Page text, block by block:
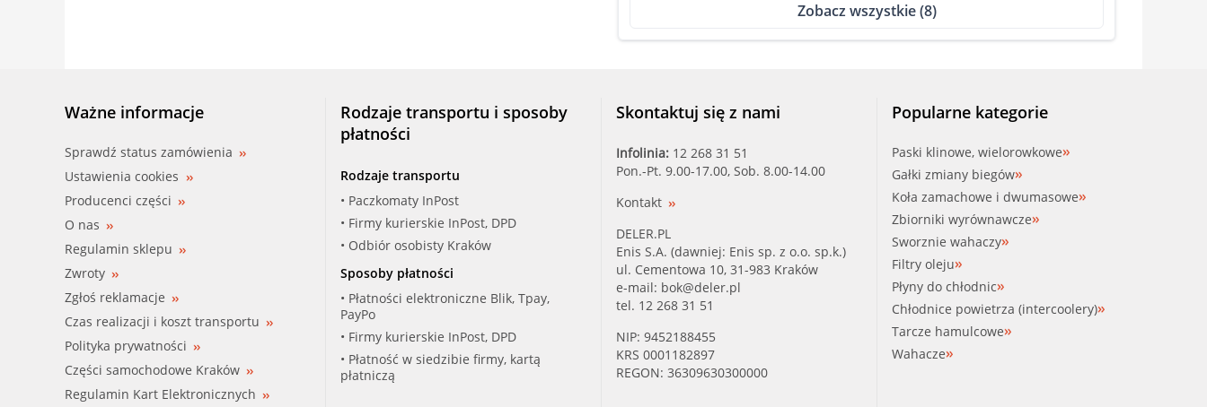
Zobacz wszystkie (8)
Ważne informacje
Sprawdź status zamówienia
Ustawienia cookies
Producenci części
O nas
Regulamin sklepu
Zwroty
Zgłoś reklamacje
Czas realizacji i koszt transportu
Polityka prywatności
Części samochodowe Kraków
Regulamin Kart Elektronicznych
Rodzaje transportu i sposoby
płatności
Rodzaje transportu
• Paczkomaty InPost
• Firmy kurierskie InPost, DPD
• Odbiór osobisty Kraków
Sposoby płatności
• Płatności elektroniczne Blik, Tpay,
PayPo
• Firmy kurierskie InPost, DPD
• Płatność w siedzibie firmy, kartą
płatniczą
Skontaktuj się z nami
Infolinia: 12 268 31 51
Pon.-Pt. 9.00-17.00, Sob. 8.00-14.00
Kontakt
DELER.PL
Enis S.A. (dawniej: Enis sp. z o.o. sp.k.)
ul. Cementowa 10, 31-983 Kraków
e-mail: bok@deler.pl
tel. 12 268 31 51
NIP: 9452188455
KRS 0001182897
REGON: 36309630300000
Popularne kategorie
Paski klinowe, wielorowkowe
Gałki zmiany biegów
Koła zamachowe i dwumasowe
Zbiorniki wyrównawcze
Sworznie wahaczy
Filtry oleju
Płyny do chłodnic
Chłodnice powietrza (intercoolery)
Tarcze hamulcowe
Wahacze